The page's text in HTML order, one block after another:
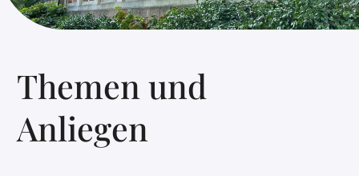
Themen und
Anliegen